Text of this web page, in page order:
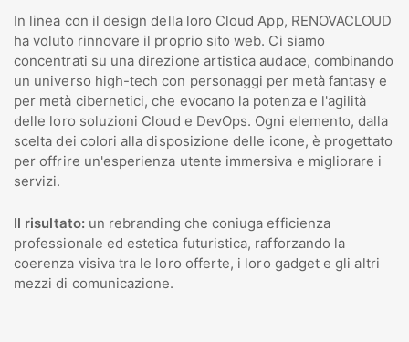
In linea con il design della loro Cloud App, RENOVACLOUD
ha voluto rinnovare il proprio sito web. Ci siamo
concentrati su una direzione artistica audace, combinando
un universo high-tech con personaggi per metà fantasy e
per metà cibernetici, che evocano la potenza e l'agilità
delle loro soluzioni Cloud e DevOps. Ogni elemento, dalla
scelta dei colori alla disposizione delle icone, è progettato
per offrire un'esperienza utente immersiva e migliorare i
servizi.
Il risultato:un rebranding che coniuga efficienza
professionale ed estetica futuristica, rafforzando la
coerenza visiva tra le loro offerte, i loro gadget e gli altri
mezzi di comunicazione.